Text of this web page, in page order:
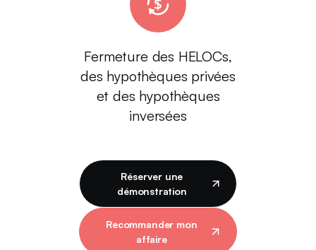
Fermeture des HELOCs,
des hypothèques privées
et des hypothèques
inversées
Réserver une
démonstration
Recommander mon
affaire